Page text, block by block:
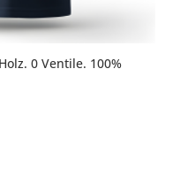
0 Ventile. 100%